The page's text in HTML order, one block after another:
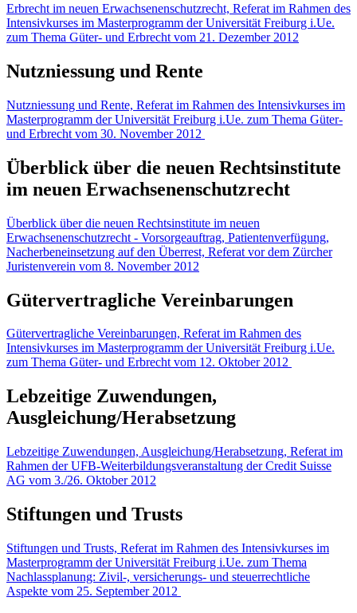
Erbrecht im neuen Erwachsenenschutzrecht, Referat im Rahmen des
Intensivkurses im Masterprogramm der Universität Freiburg i.Ue.
zum Thema Güter- und Erbrecht vom 21. Dezember 2012
Nutzniessung und Rente
Nutzniessung und Rente, Referat im Rahmen des Intensivkurses im
Masterprogramm der Universität Freiburg i.Ue. zum Thema Güter-
und Erbrecht vom 30. November 2012
Überblick über die neuen Rechtsinstitute
im neuen Erwachsenenschutzrecht
Überblick über die neuen Rechtsinstitute im neuen
Erwachsenenschutzrecht - Vorsorgeauftrag, Patientenverfügung,
Nacherbeneinsetzung auf den Überrest, Referat vor dem Zürcher
Juristenverein vom 8. November 2012
Gütervertragliche Vereinbarungen
Gütervertragliche Vereinbarungen, Referat im Rahmen des
Intensivkurses im Masterprogramm der Universität Freiburg i.Ue.
zum Thema Güter- und Erbrecht vom 12. Oktober 2012
Lebzeitige Zuwendungen,
Ausgleichung/Herabsetzung
Lebzeitige Zuwendungen, Ausgleichung/Herabsetzung, Referat im
Rahmen der UFB-Weiterbildungsveranstaltung der Credit Suisse
AG vom 3./26. Oktober 2012
Stiftungen und Trusts
Stiftungen und Trusts, Referat im Rahmen des Intensivkurses im
Masterprogramm der Universität Freiburg i.Ue. zum Thema
Nachlassplanung: Zivil-, versicherungs- und steuerrechtliche
Aspekte vom 25. September 2012